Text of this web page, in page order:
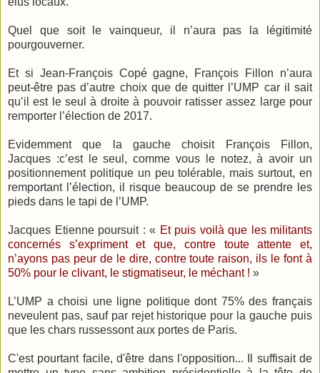
Quel que soit le vainqueur, il n’aura pas la légitimité
pourgouverner.
Et si Jean-François Copé gagne, François Fillon n’aura
peut-être pas d’autre choix que de quitter l’UMP car il sait
qu’il est le seul à droite à pouvoir ratisser assez large pour
remporter l’élection de 2017.
Evidemment que la gauche choisit François Fillon,
Jacques :c’est le seul, comme vous le notez, à avoir un
positionnement politique un peu tolérable, mais surtout, en
remportant l’élection, il risque beaucoup de se prendre les
pieds dans le tapi de l’UMP.
Jacques Etienne poursuit : « Et puis voilà que les militants
concernés s’expriment et que, contre toute attente et,
n’ayons pas peur de le dire, contre toute raison, ils le font à
50% pour le clivant, le stigmatiseur, le méchant ! »
L’UMP a choisi une ligne politique dont 75% des français
neveulent pas, sauf par rejet historique pour la gauche puis
que les chars russessont aux portes de Paris.
C'est pourtant facile, d'être dans l'opposition... Il suffisait de